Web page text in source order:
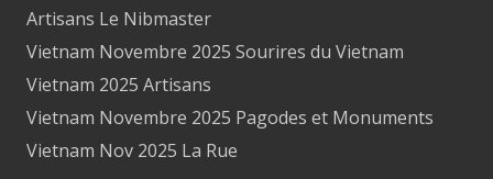
Artisans Le Nibmaster
Vietnam Novembre 2025 Sourires du Vietnam
Vietnam 2025 Artisans
Vietnam Novembre 2025 Pagodes et Monuments
Vietnam Nov 2025 La Rue